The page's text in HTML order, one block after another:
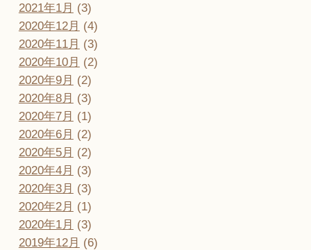
2021年1月 (3)
2020年12月 (4)
2020年11月 (3)
2020年10月 (2)
2020年9月 (2)
2020年8月 (3)
2020年7月 (1)
2020年6月 (2)
2020年5月 (2)
2020年4月 (3)
2020年3月 (3)
2020年2月 (1)
2020年1月 (3)
2019年12月 (6)